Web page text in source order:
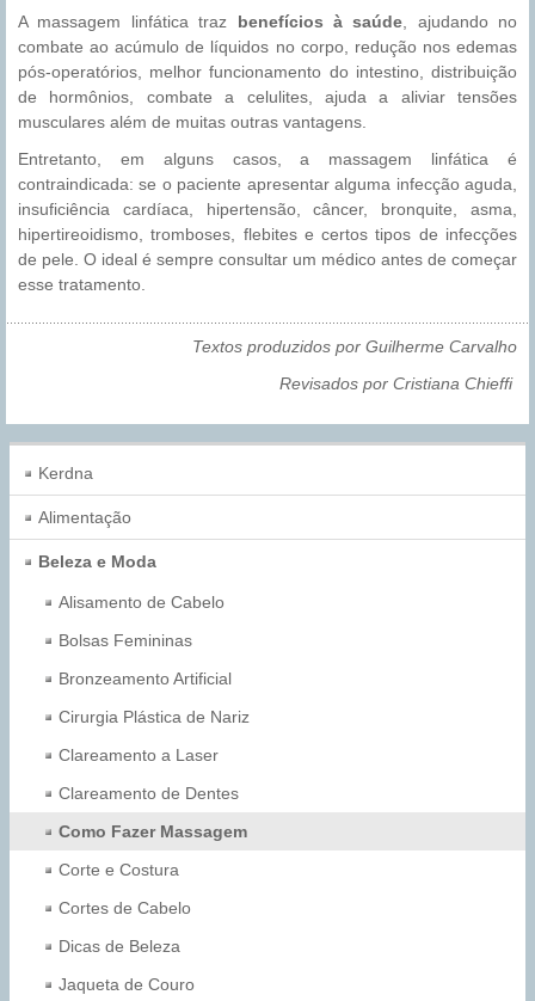
A massagem linfática traz benefícios à saúde , ajudando no
combate ao acúmulo de líquidos no corpo, redução nos edemas
pós-operatórios, melhor funcionamento do intestino, distribuição
de hormônios, combate a celulites, ajuda a aliviar tensões
musculares além de muitas outras vantagens.
Entretanto, em alguns casos, a massagem linfática é
contraindicada: se o paciente apresentar alguma infecção aguda,
insuficiência cardíaca, hipertensão, câncer, bronquite, asma,
hipertireoidismo, tromboses, flebites e certos tipos de infecções
de pele. O ideal é sempre consultar um médico antes de começar
esse tratamento.
Textos produzidos por Guilherme Carvalho
Revisados por Cristiana Chieffi
Kerdna
Alimentação
Beleza e Moda
Alisamento de Cabelo
Bolsas Femininas
Bronzeamento Artificial
Cirurgia Plástica de Nariz
Clareamento a Laser
Clareamento de Dentes
Como Fazer Massagem
Corte e Costura
Cortes de Cabelo
Dicas de Beleza
Jaqueta de Couro